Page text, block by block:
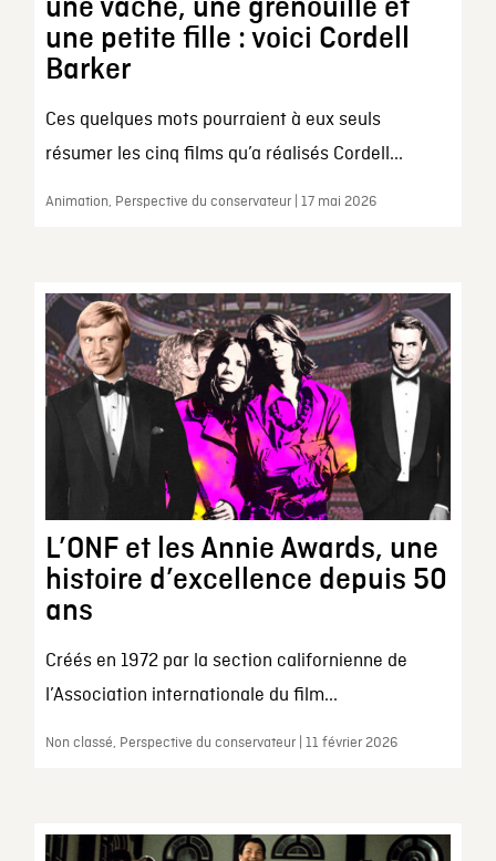
une vache, une grenouille et
une petite fille : voici Cordell
Barker
Ces quelques mots pourraient à eux seuls
résumer les cinq films qu’a réalisés Cordell...
Animation, Perspective du conservateur | 17 mai 2026
L’ONF et les Annie Awards, une
histoire d’excellence depuis 50
ans
Créés en 1972 par la section californienne de
l’Association internationale du film...
Non classé, Perspective du conservateur | 11 février 2026